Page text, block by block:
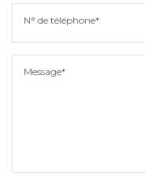
N° de téléphone*
Message*